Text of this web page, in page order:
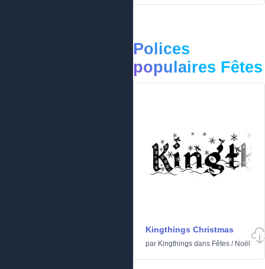
Polices
populaires Fêtes
Kingthings Christmas
par Kingthings dans Fêtes / Noël